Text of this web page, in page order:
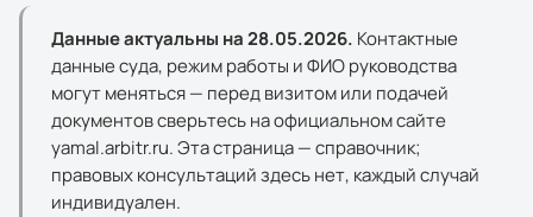
Данные актуальны на28.05.2026. Контактные
данные суда, режим работы и ФИО руководства
могут меняться — перед визитом или подачей
документов сверьтесь на официальном сайте
yamal.arbitr.ru. Эта страница — справочник;
правовых консультаций здесь нет, каждый случай
индивидуален.